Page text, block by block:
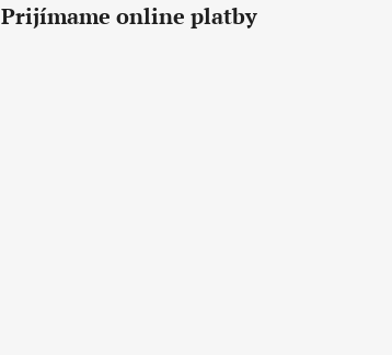
Prijímame online platby